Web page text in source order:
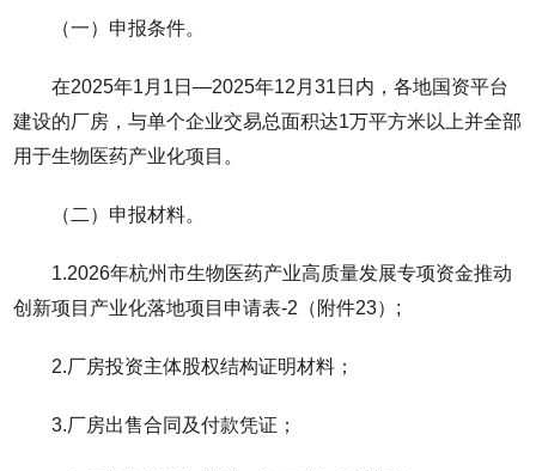
（一）申报条件。
在2025年1月1日—2025年12月31日内，各地国资平台
建设的厂房，与单个企业交易总面积达1万平方米以上并全部
用于生物医药产业化项目。
（二）申报材料。
1.2026年杭州市生物医药产业高质量发展专项资金推动
创新项目产业化落地项目申请表-2（附件23）;
2.厂房投资主体股权结构证明材料；
3.厂房出售合同及付款凭证；